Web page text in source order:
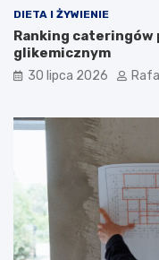
DIETA I ŻYWIENIE
Ranking cateringów
glikemicznym
30 lipca 2026